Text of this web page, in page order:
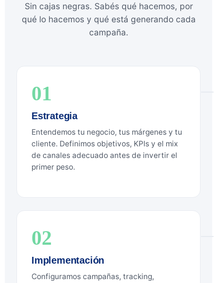
Sin cajas negras. Sabés qué hacemos, por
qué lo hacemos y qué está generando cada
campaña.
01
Estrategia
Entendemos tu negocio, tus márgenes y tu
cliente. Definimos objetivos, KPIs y el mix
de canales adecuado antes de invertir el
primer peso.
02
Implementación
Configuramos campañas, tracking,